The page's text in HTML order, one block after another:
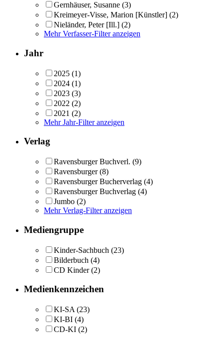
Gernhäuser, Susanne (3)
Kreimeyer-Visse, Marion [Künstler] (2)
Nieländer, Peter [Ill.] (2)
Mehr Verfasser-Filter anzeigen
Jahr
2025 (1)
2024 (1)
2023 (3)
2022 (2)
2021 (2)
Mehr Jahr-Filter anzeigen
Verlag
Ravensburger Buchverl. (9)
Ravensburger (8)
Ravensburger Bucherverlag (4)
Ravensburger Buchverlag (4)
Jumbo (2)
Mehr Verlag-Filter anzeigen
Mediengruppe
Kinder-Sachbuch (23)
Bilderbuch (4)
CD Kinder (2)
Medienkennzeichen
KI-SA (23)
KI-BI (4)
CD-KI (2)